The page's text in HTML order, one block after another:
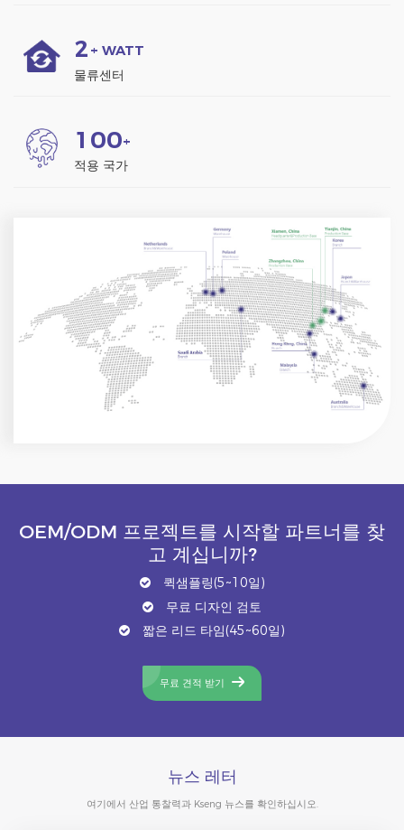
2 + WATT
물류센터
1 00+
적용 국가
OEM/ODM 프로젝트를 시작할 파트너를 찾
고 계십니까?
퀵샘플링(5~10일)
무료 디자인 검토
짧은 리드 타임(45~60일)
무료 견적 받기
뉴스 레터
여기에서 산업 통찰력과 Kseng 뉴스를 확인하십시오.